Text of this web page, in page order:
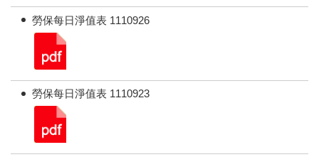
勞保每日淨值表 1110926
勞保每日淨值表 1110923